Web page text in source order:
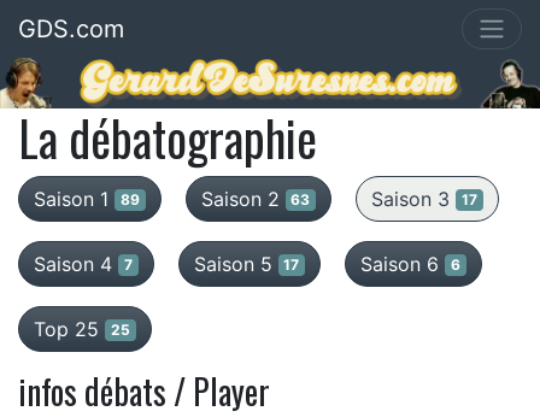
GDS.com
La débatographie
Saison 1 89 Saison 2 63 Saison 3 17
Saison 4 7 Saison 5 17 Saison 6 6
Top 25 25
infos débats / Player